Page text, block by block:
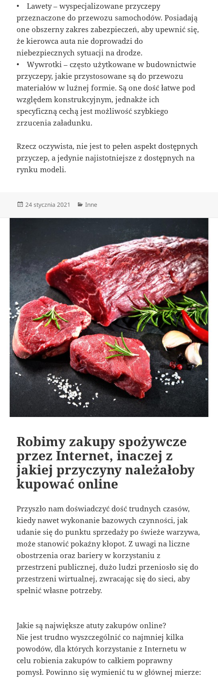
• Lawety – wyspecjalizowane przyczepy
przeznaczone do przewozu samochodów. Posiadają
one obszerny zakres zabezpieczeń, aby upewnić się,
że kierowca auta nie doprowadzi do
niebezpiecznych sytuacji na drodze.
• Wywrotki – często użytkowane w budownictwie
przyczepy, jakie przystosowane są do przewozu
materiałów w luźnej formie. Są one dość łatwe pod
względem konstrukcyjnym, jednakże ich
specyficzną cechą jest możliwość szybkiego
zrzucenia załadunku.
Rzecz oczywista, nie jest to pełen aspekt dostępnych
przyczep, a jedynie najistotniejsze z dostępnych na
rynku modeli.
Data
24 stycznia 2021 Kategorie
Inne
Robimy zakupy spożywcze
przez Internet, inaczej z
jakiej przyczyny należałoby
kupować online
Przyszło nam doświadczyć dość trudnych czasów,
kiedy nawet wykonanie bazowych czynności, jak
udanie się do punktu sprzedaży po świeże warzywa,
może stanowić pokaźny kłopot. Z uwagi na liczne
obostrzenia oraz bariery w korzystaniu z
przestrzeni publicznej, dużo ludzi przeniosło się do
przestrzeni wirtualnej, zwracając się do sieci, aby
spełnić własne potrzeby.
Jakie są największe atuty zakupów online?
Nie jest trudno wyszczególnić co najmniej kilka
powodów, dla których korzystanie z Internetu w
celu robienia zakupów to całkiem poprawny
pomysł. Powinno się wymienić tu w głównej mierze: